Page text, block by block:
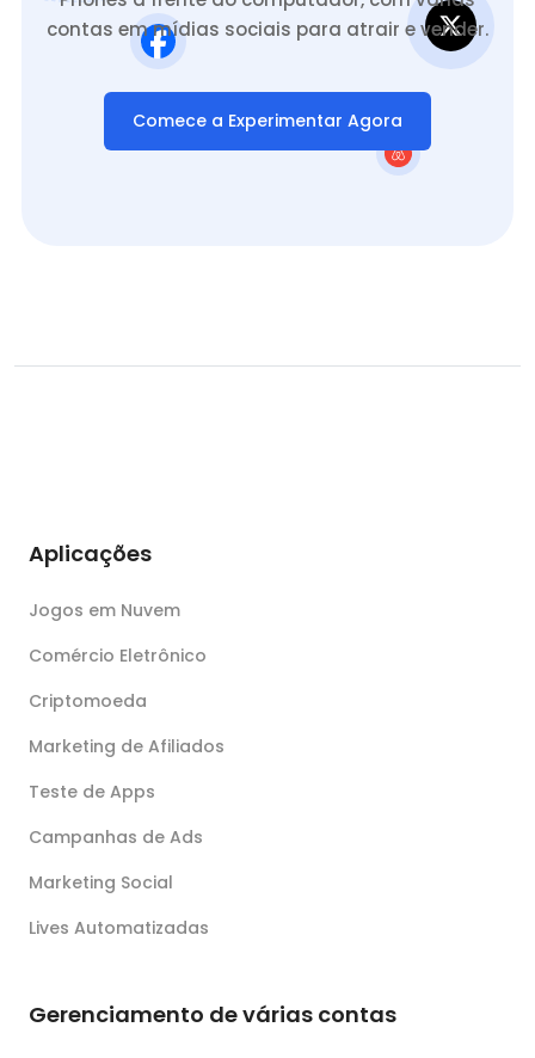
contas em mídias sociais para atrair e vender.
Comece a Experimentar Agora
Aplicações
Jogos em Nuvem
Comércio Eletrônico
Criptomoeda
Marketing de Afiliados
Teste de Apps
Campanhas de Ads
Marketing Social
Lives Automatizadas
Gerenciamento de várias contas